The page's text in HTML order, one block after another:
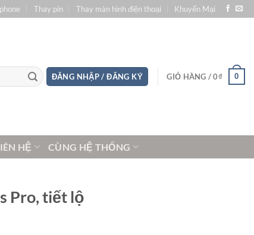
Thay pin Thay màn hình điện thoại Khuyến Mại
ĐĂNG NHẬP / ĐĂNG KÝ GIỎ HÀNG /0₫ 0
HỆ CÙNG HỆ THỐNG
Pro, tiết lộ